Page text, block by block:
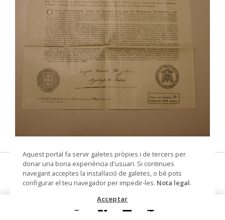
© Museu Municipal de Montcada i Reixac
Document de butlla
butlla
Aquest portal fa servir galetes pròpies i de tercers per
donar una bona experiència d'usuari. Si continues
navegant acceptes la instal·lació de galetes, o bé pots
configurar el teu navegador per impedir-les. Nota legal.
Acceptar